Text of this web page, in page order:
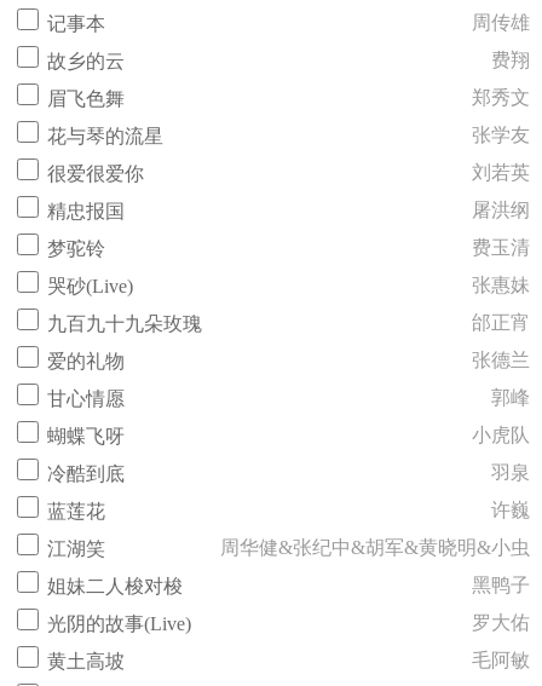
记事本
周传雄
故乡的云
费翔
眉飞色舞
郑秀文
花与琴的流星
张学友
很爱很爱你
刘若英
精忠报国
屠洪纲
梦驼铃
费玉清
哭砂(Live)
张惠妹
九百九十九朵玫瑰
邰正宵
爱的礼物
张德兰
甘心情愿
郭峰
蝴蝶飞呀
小虎队
冷酷到底
羽泉
蓝莲花
许巍
江湖笑
周华健&张纪中&胡军&黄晓明&小虫
姐妹二人梭对梭
黑鸭子
光阴的故事(Live)
罗大佑
黄土高坡
毛阿敏